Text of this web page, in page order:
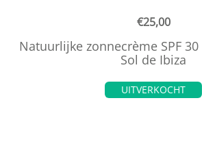
€25,00
Natuurlijke zonnecrème SPF
Sol de Ibiza
UITVERKOCHT